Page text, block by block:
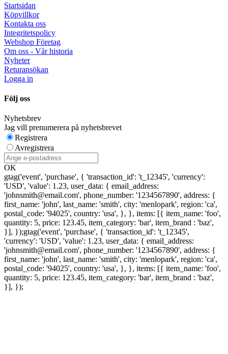
Startsidan
Köpvillkor
Kontakta oss
Integritetspolicy
Webshop Företag
Om oss - Vår historia
Nyheter
Returansökan
Logga in
Följ oss
Nyhetsbrev
Jag vill prenumerera på nyhetsbrevet
Registrera
Avregistrera
OK
gtag('event', 'purchase', { 'transaction_id': 't_12345', 'currency':
'USD', 'value': 1.23, user_data: { email_address:
'johnsmith@email.com', phone_number: '1234567890', address: {
first_name: 'john', last_name: 'smith', city: 'menlopark', region: 'ca',
postal_code: '94025', country: 'usa', }, }, items: [{ item_name: 'foo',
quantity: 5, price: 123.45, item_category: 'bar', item_brand : 'baz',
}], });gtag('event', 'purchase', { 'transaction_id': 't_12345',
'currency': 'USD', 'value': 1.23, user_data: { email_address:
'johnsmith@email.com', phone_number: '1234567890', address: {
first_name: 'john', last_name: 'smith', city: 'menlopark', region: 'ca',
postal_code: '94025', country: 'usa', }, }, items: [{ item_name: 'foo',
quantity: 5, price: 123.45, item_category: 'bar', item_brand : 'baz',
}], });